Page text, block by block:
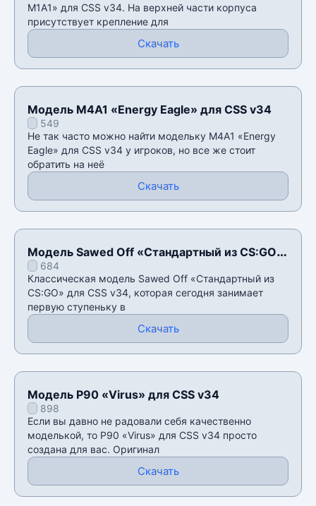
M1A1» для CSS v34. На верхней части корпуса
присутствует крепление для
Скачать
Модель M4A1 «Energy Eagle» для CSS v34
549
Не так часто можно найти модельку M4A1 «Energy
Eagle» для CSS v34 у игроков, но все же стоит
обратить на неё
Скачать
Модель Sawed Off «Стандартный из CS:GO»
для CSS v34
684
Классическая модель Sawed Off «Стандартный из
CS:GO» для CSS v34, которая сегодня занимает
первую ступеньку в
Скачать
Модель P90 «Virus» для CSS v34
898
Если вы давно не радовали себя качественно
моделькой, то P90 «Virus» для CSS v34 просто
создана для вас. Оригинал
Скачать